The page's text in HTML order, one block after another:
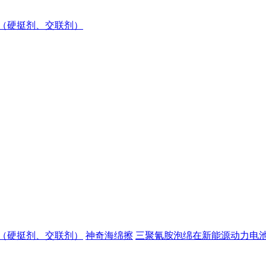
硬挺剂、交联剂）
硬挺剂、交联剂） 神奇海绵擦 三聚氰胺泡绵在新能源动力电